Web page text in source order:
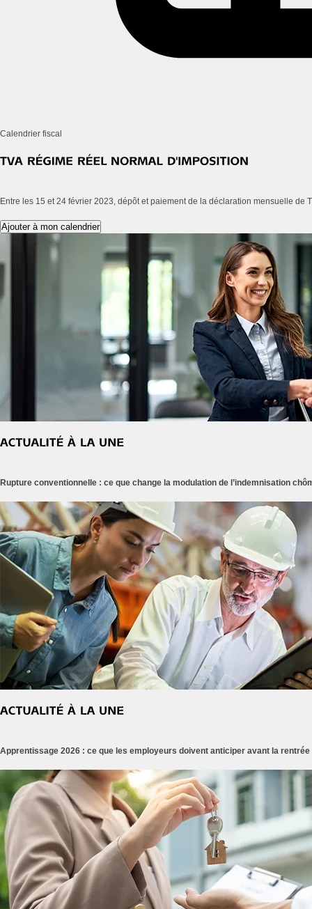
Calendrier fiscal
Entre les 15 et 24 février 2023, dépôt et paiement de la déclaration mensuelle de
Ajouter à mon calendrier
Rupture conventionnelle : ce que change la modulation de l’indemnisation
Apprentissage 2026 : ce que les employeurs doivent anticiper avant la rentrée